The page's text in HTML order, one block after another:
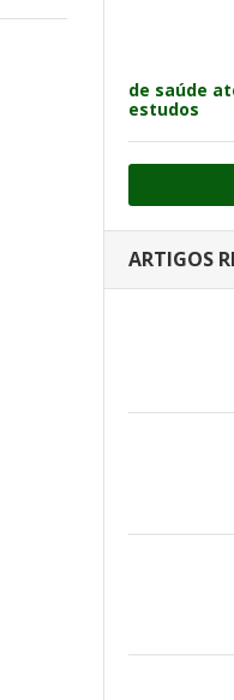
de saúde
estudos
ARTIGOS